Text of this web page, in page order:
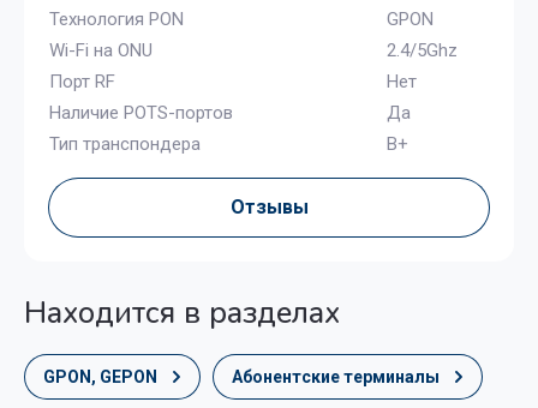
Технология PON
GPON
Wi-Fi на ONU
2.4/5Ghz
Порт RF
Нет
Наличие POTS-портов
Да
Тип транспондера
B+
Отзывы
Находится в разделах
GPON, GEPON Абонентские терминалы